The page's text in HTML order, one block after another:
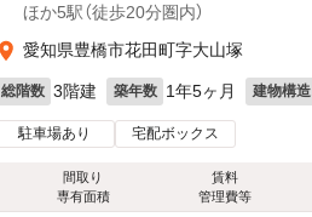
ほか5駅（徒歩20分圏内）
愛知県豊橋市花田町字大山塚
総階数 3階建 築年数 1年5ヶ月 建物構造
駐車場あり 宅配ボックス
間取り
専有面積
賃料
管理費等